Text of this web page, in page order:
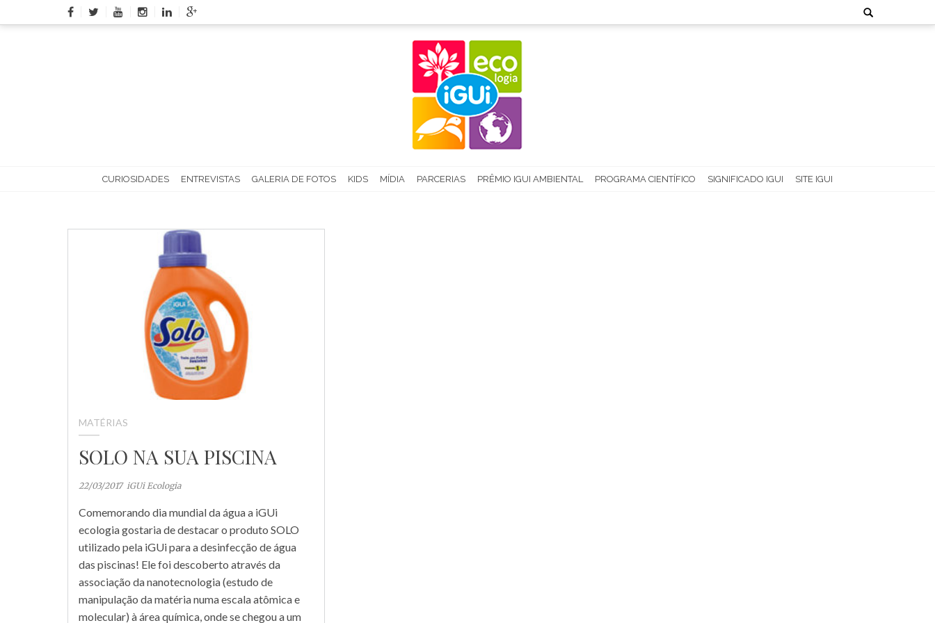
to
Search
for:
CURIOSIDADES ENTREVISTAS GALERIA DE FOTOS KIDS MÍDIA PARCERIAS PRÊMIO IGUI AMBIENTAL PROGRAMA CIENTÍFICO SIGNIFICADO IGUI SITE IGUI
MATÉRIAS
SOLO NA SUA PISCINA
22/03/2017 iGUi Ecologia
Comemorando dia mundial da água a iGUi
ecologia gostaria de destacar o produto SOLO
utilizado pela iGUi para a desinfecção de água
das piscinas! Ele foi descoberto através da
associação da nanotecnologia (estudo de
manipulação da matéria numa escala atômica e
molecular) à área química, onde se chegou a um